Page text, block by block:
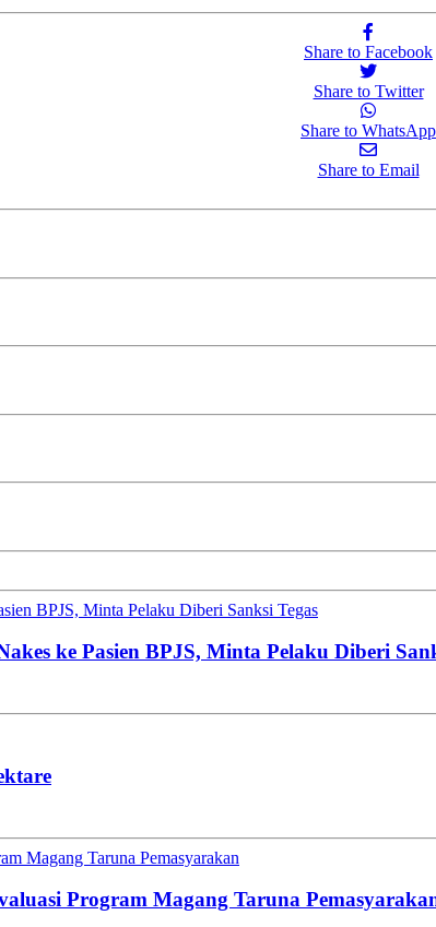
Share to Facebook
Share to Twitter
Share to WhatsApp
Share to Email
BPJS, Minta Pelaku Diberi Sanksi Tegas
ke Pasien BPJS, Minta Pelaku Diberi
Magang Taruna Pemasyarakan
Program Magang Taruna